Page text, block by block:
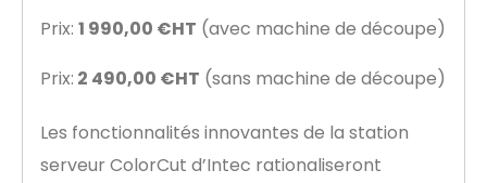
Prix: 1 990,00 €HT (avec machine de découpe)
Prix: 2 490,00 €HT (sans machine de découpe)
Les fonctionnalités innovantes de la station
serveur ColorCut d’Intec rationaliseront